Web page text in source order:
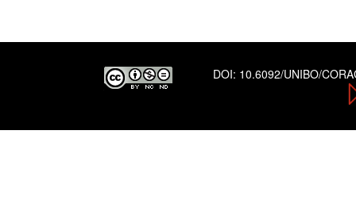
DOI: 10.6092/UNIBO/